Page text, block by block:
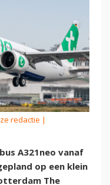
redactie |
A321neo vanaf
op een klein
The